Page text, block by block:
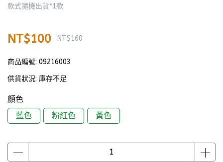
款式隨機出貨*1款
NT$100 NT$160
商品編號: 09216003
供貨狀況: 庫存不足
顏色
藍色
粉紅色 黃色